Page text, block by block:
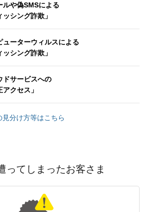
ルや偽SMSによる
ッシング詐欺」
ューターウィルスによる
ッシング詐欺」
ドサービスへの
アクセス」
分け方等はこちら
ってしまったお客さま